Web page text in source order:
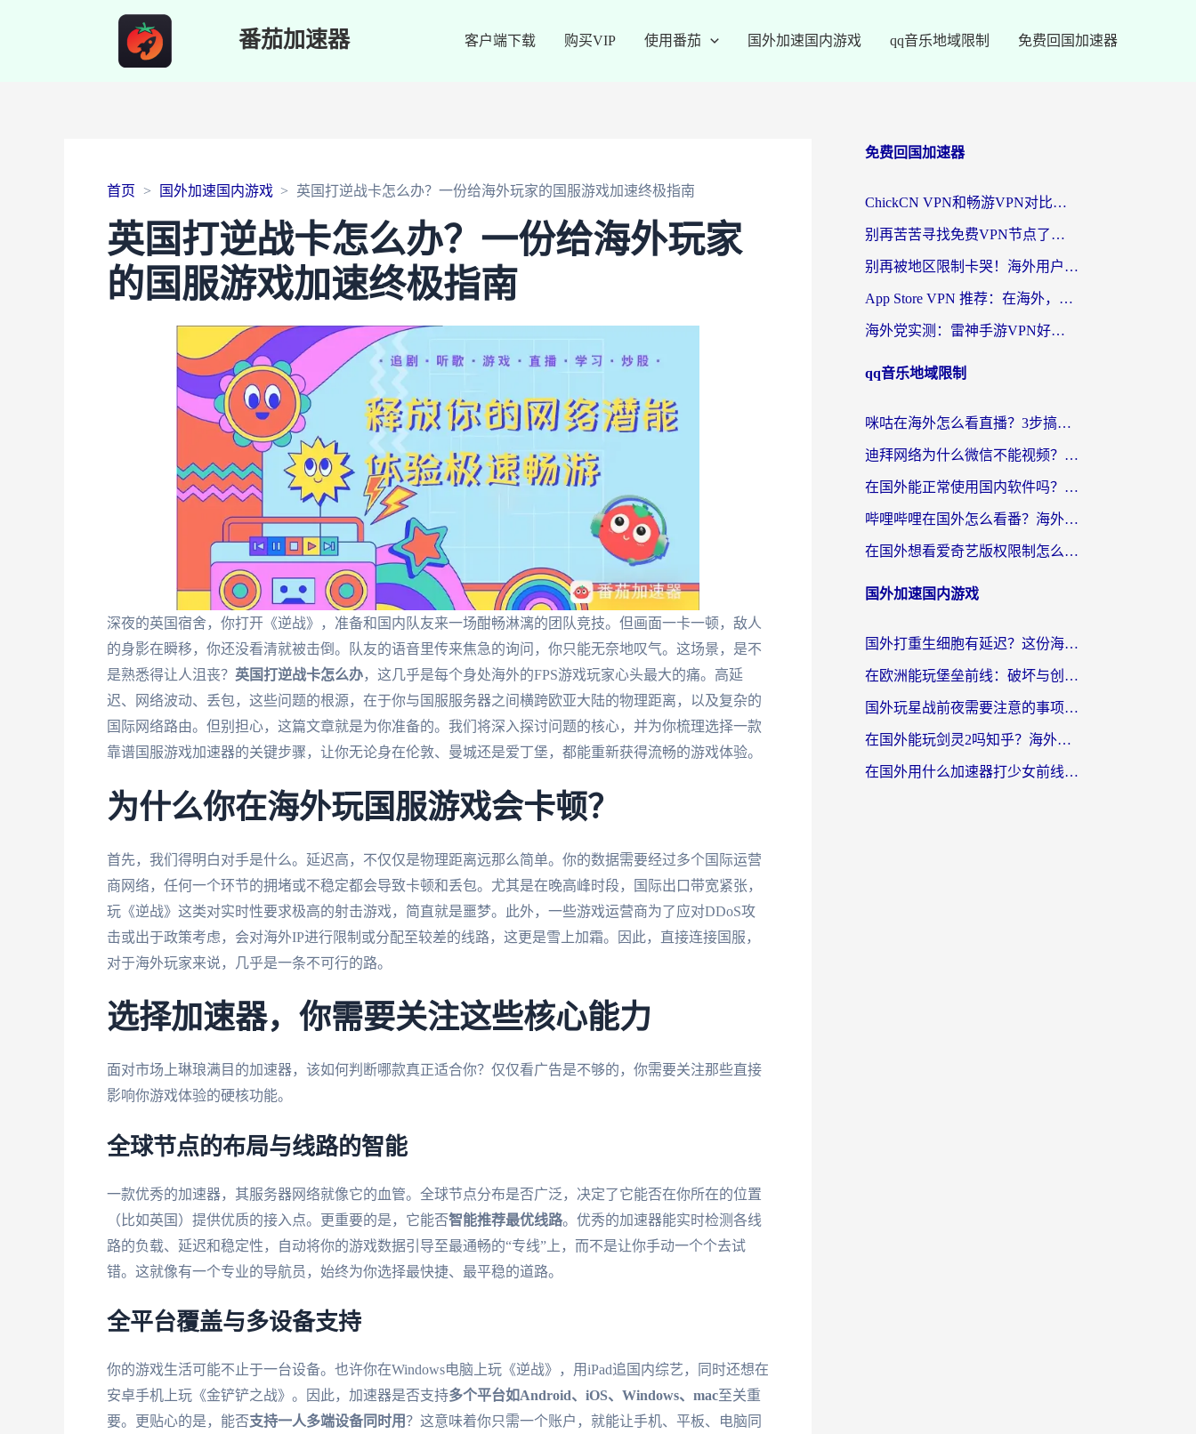
番茄加速器 客户端下载 购买VIP 使用番茄 国外加速国内游戏 qq音乐地域限制 免费回国加速器
首页 国外加速国内游戏 英国打逆战卡怎么办？一份给海外玩家的国服游戏加速终极指南
英国打逆战卡怎么办？一份给海外玩家
的国服游戏加速终极指南
深夜的英国宿舍，你打开《逆战》，准备和国内队友来一场酣畅淋漓的团队竞技。但画面一卡一顿，敌人
的身影在瞬移，你还没看清就被击倒。队友的语音里传来焦急的询问，你只能无奈地叹气。这场景，是不
是熟悉得让人沮丧？ 英国打逆战卡怎么办，这几乎是每个身处海外的FPS游戏玩家心头最大的痛。高延
迟、网络波动、丢包，这些问题的根源，在于你与国服服务器之间横跨欧亚大陆的物理距离，以及复杂的
国际网络路由。但别担心，这篇文章就是为你准备的。我们将深入探讨问题的核心，并为你梳理选择一款
靠谱国服游戏加速器的关键步骤，让你无论身在伦敦、曼城还是爱丁堡，都能重新获得流畅的游戏体验。
为什么你在海外玩国服游戏会卡顿？
首先，我们得明白对手是什么。延迟高，不仅仅是物理距离远那么简单。你的数据需要经过多个国际运营
商网络，任何一个环节的拥堵或不稳定都会导致卡顿和丢包。尤其是在晚高峰时段，国际出口带宽紧张，
玩《逆战》这类对实时性要求极高的射击游戏，简直就是噩梦。此外，一些游戏运营商为了应对DDoS攻
击或出于政策考虑，会对海外IP进行限制或分配至较差的线路，这更是雪上加霜。因此，直接连接国服，
对于海外玩家来说，几乎是一条不可行的路。
选择加速器，你需要关注这些核心能力
面对市场上琳琅满目的加速器，该如何判断哪款真正适合你？仅仅看广告是不够的，你需要关注那些直接
影响你游戏体验的硬核功能。
全球节点的布局与线路的智能
一款优秀的加速器，其服务器网络就像它的血管。全球节点分布是否广泛，决定了它能否在你所在的位置
（比如英国）提供优质的接入点。更重要的是，它能否智能推荐最优线路。优秀的加速器能实时检测各线
路的负载、延迟和稳定性，自动将你的游戏数据引导至最通畅的“专线”上，而不是让你手动一个个去试
错。这就像有一个专业的导航员，始终为你选择最快捷、最平稳的道路。
全平台覆盖与多设备支持
你的游戏生活可能不止于一台设备。也许你在Windows电脑上玩《逆战》，用iPad追国内综艺，同时还想在
安卓手机上玩《金铲铲之战》。因此，加速器是否支持多个平台如Android、iOS、Windows、mac至关重
要。更贴心的是，能否支持一人多端设备同时用？这意味着你只需一个账户，就能让手机、平板、电脑同
免费回国加速器
ChickCN VPN和畅游VPN对比哪个回国效果更好？海外党必看的回国加速器选择指南
别再苦苦寻找免费VPN节点了，这才是海外访问国内资源的正确姿势
别再被地区限制卡哭！海外用户vpn中国下载全攻略，无缝刷剧办公社交
App Store VPN 推荐：在海外，如何找回那扇回家的“任意门”？
海外党实测：雷神手游VPN好用吗？和闪电VPN对比哪个回国效果更好？附小众工具深度测评
qq音乐地域限制
咪咕在海外怎么看直播？3步搞定地域限制，还能畅看腾讯视频与国内热剧
迪拜网络为什么微信不能视频？海外党必看的回国加速全攻略
在国外能正常使用国内软件吗？海外党亲测有效的无缝访问指南
哔哩哔哩在国外怎么看番？海外党追剧看片的终极解决方案
在国外想看爱奇艺版权限制怎么办？海外华人必看的追剧自由指南
国外加速国内游戏
国外打重生细胞有延迟？这份海外畅玩国服游戏加速器终极指南请收好
在欧洲能玩堡垒前线：破坏与创造吗？海外党国服游戏不卡顿的秘密
国外玩星战前夜需要注意的事项：一份来自老玩家的网络生存指南
在国外能玩剑灵2吗知乎？海外党亲测有效的国服游戏加速指南
在国外用什么加速器打少女前线：云图计划不卡？一个老玩家的掏心分享